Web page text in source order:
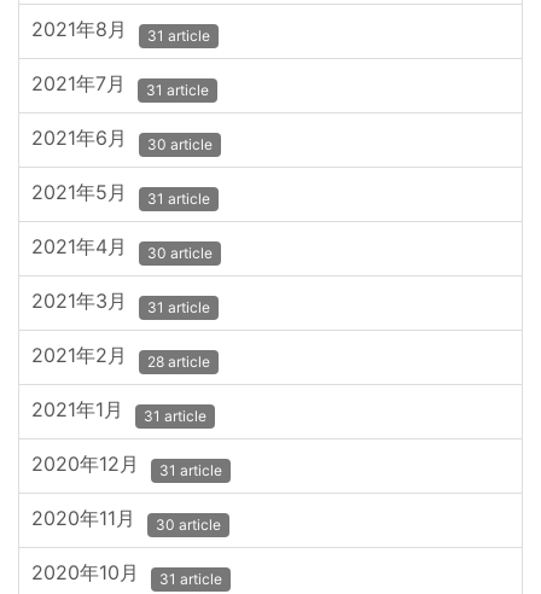
2021年8月 31 article
2021年7月 31 article
2021年6月 30 article
2021年5月 31 article
2021年4月 30 article
2021年3月 31 article
2021年2月 28 article
2021年1月 31 article
2020年12月 31 article
2020年11月 30 article
2020年10月 31 article